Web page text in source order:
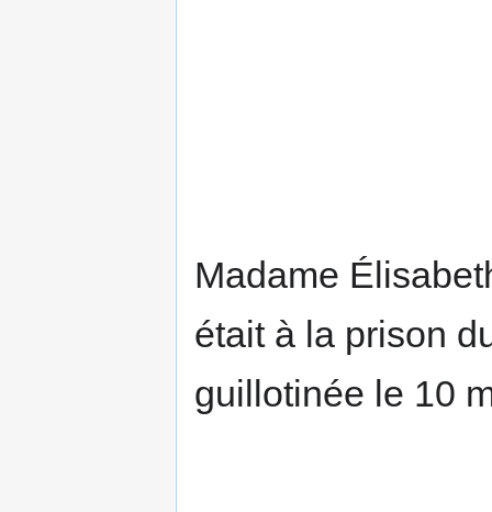
Madame
était à la prison
guillotinée le 10